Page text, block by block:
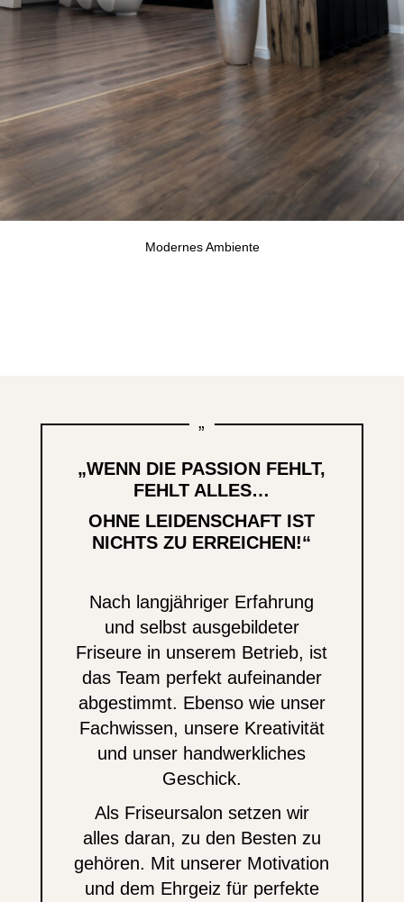
Modernes Ambiente
„
„WENN DIE PASSION FEHLT,
FEHLT ALLES…
OHNE LEIDENSCHAFT IST
NICHTS ZU ERREICHEN!“
Nach langjähriger Erfahrung
und selbst ausgebildeter
Friseure in unserem Betrieb, ist
das Team perfekt aufeinander
abgestimmt. Ebenso wie unser
Fachwissen, unsere Kreativität
und unser handwerkliches
Geschick.
Als Friseursalon setzen wir
alles daran, zu den Besten zu
gehören. Mit unserer Motivation
und dem Ehrgeiz für perfekte